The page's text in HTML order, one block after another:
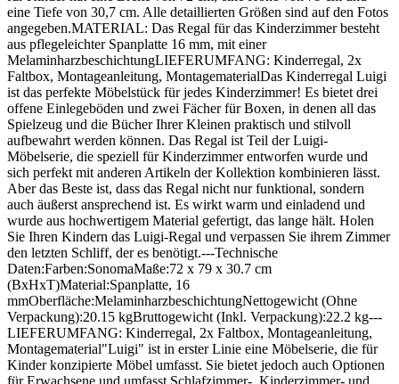
eine Tiefe von 30,7 cm. Alle detaillierten Größen sind auf den Fotos
angegeben.MATERIAL: Das Regal für das Kinderzimmer besteht
aus pflegeleichter Spanplatte 16 mm, mit einer
MelaminharzbeschichtungLIEFERUMFANG: Kinderregal, 2x
Faltbox, Montageanleitung, MontagematerialDas Kinderregal Luigi
ist das perfekte Möbelstück für jedes Kinderzimmer! Es bietet drei
offene Einlegeböden und zwei Fächer für Boxen, in denen all das
Spielzeug und die Bücher Ihrer Kleinen praktisch und stilvoll
aufbewahrt werden können. Das Regal ist Teil der Luigi-
Möbelserie, die speziell für Kinderzimmer entworfen wurde und
sich perfekt mit anderen Artikeln der Kollektion kombinieren lässt.
Aber das Beste ist, dass das Regal nicht nur funktional, sondern
auch äußerst ansprechend ist. Es wirkt warm und einladend und
wurde aus hochwertigem Material gefertigt, das lange hält. Holen
Sie Ihren Kindern das Luigi-Regal und verpassen Sie ihrem Zimmer
den letzten Schliff, der es benötigt.---Technische
Daten:Farben:SonomaMaße:72 x 79 x 30.7 cm
(BxHxT)Material:Spanplatte, 16
mmOberfläche:MelaminharzbeschichtungNettogewicht (Ohne
Verpackung):20.15 kgBruttogewicht (Inkl. Verpackung):22.2 kg---
LIEFERUMFANG: Kinderregal, 2x Faltbox, Montageanleitung,
Montagematerial"Luigi" ist in erster Linie eine Möbelserie, die für
Kinder konzipierte Möbel umfasst. Sie bietet jedoch auch Optionen
für Erwachsene und umfasst Schlafzimmer-, Kinderzimmer- und